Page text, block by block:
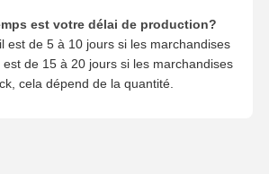
est votre délai de production?
est de 5 à 10 jours si les marchandises
de 15 à 20 jours si les marchandises
cela dépend de la quantité.